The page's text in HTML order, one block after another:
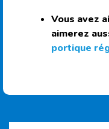
Vous avez
aimerez
portique